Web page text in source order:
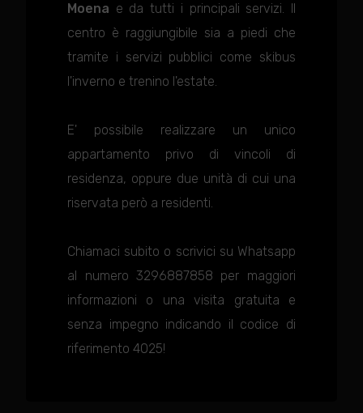
Moena e da tutti i principali servizi. Il
centro è raggiungibile sia a piedi che
tramite i servizi pubblici come skibus
l'inverno e trenino l'estate.
E' possibile realizzare un unico
appartamento privo di vincoli di
residenza, oppure due unità di cui una
riservata però a residenti.
Chiamaci subito o scrivici su Whatsapp
al numero 3296887858 per maggiori
informazioni o una visita gratuita e
senza impegno indicando il codice di
riferimento 4025!